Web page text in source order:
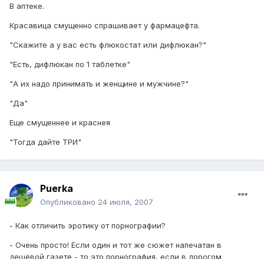
В аптеке.
Красавица смущенно спрашивает у фармацефта.
"Скажите а у вас есть флюкостат или дифлюкан?"
"Есть, дифлюкан по 1 таблетке"
"А их надо принимать и женщине и мужчине?"
"Да"
Еще смущеннее и краснея
"Тогда дайте ТРИ"
Puerka
Опубликовано 24 июля, 2007
- Как отличить эротику от порнографии?
- Очень просто! Если один и тот же сюжет напечатан в
дешёвой газете - то это порнография, если в дорогом